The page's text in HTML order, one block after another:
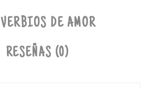
DE AMOR
RESEÑAS (0)